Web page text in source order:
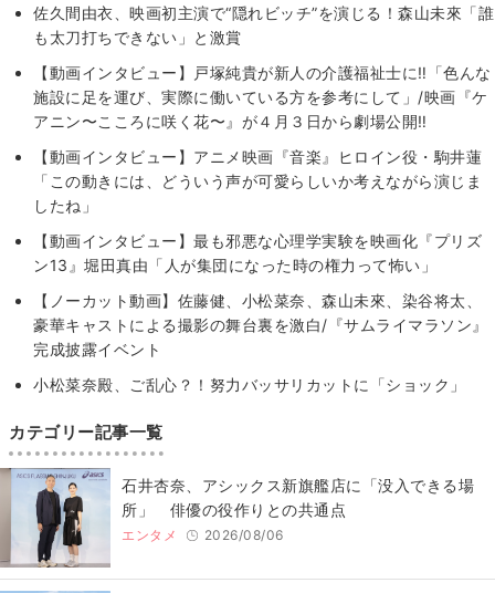
佐久間由衣、映画初主演で“隠れビッチ”を演じる！森山未來「誰
も太刀打ちできない」と激賞
【動画インタビュー】戸塚純貴が新人の介護福祉士に‼「色んな
施設に足を運び、実際に働いている方を参考にして」/映画『ケ
アニン〜こころに咲く花〜』が４月３日から劇場公開‼
【動画インタビュー】アニメ映画『音楽』ヒロイン役・駒井蓮
「この動きには、どういう声が可愛らしいか考えながら演じま
したね」
【動画インタビュー】最も邪悪な心理学実験を映画化『プリズ
ン13』堀田真由「人が集団になった時の権力って怖い」
【ノーカット動画】佐藤健、小松菜奈、森山未來、染谷将太、
豪華キャストによる撮影の舞台裏を激白/『サムライマラソン』
完成披露イベント
小松菜奈殿、ご乱心？！努力バッサリカットに「ショック」
カテゴリー記事一覧
石井杏奈、アシックス新旗艦店に「没入できる場
所」 俳優の役作りとの共通点
エンタメ 2026/08/06